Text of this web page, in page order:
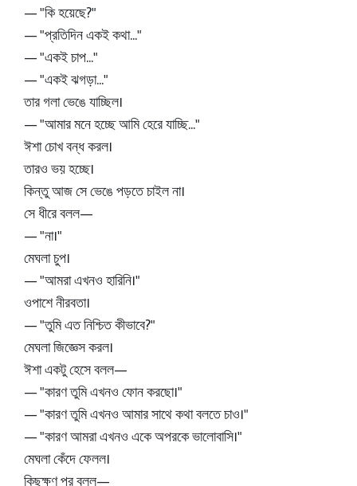
— "কি হয়েছে?"
— "প্রতিদিন একই কথা..."
— "একই চাপ..."
— "একই ঝগড়া..."
তার গলা ভেঙে যাচ্ছিল।
— "আমার মনে হচ্ছে আমি হেরে যাচ্ছি..."
ঈশা চোখ বন্ধ করল।
তারও ভয় হচ্ছে।
কিন্তু আজ সে ভেঙে পড়তে চাইল না।
সে ধীরে বলল—
— "না।"
মেঘলা চুপ।
— "আমরা এখনও হারিনি।"
ওপাশে নীরবতা।
— "তুমি এত নিশ্চিত কীভাবে?"
মেঘলা জিজ্ঞেস করল।
ঈশা একটু হেসে বলল—
— "কারণ তুমি এখনও ফোন করছো।"
— "কারণ তুমি এখনও আমার সাথে কথা বলতে চাও।"
— "কারণ আমরা এখনও একে অপরকে ভালোবাসি।"
মেঘলা কেঁদে ফেলল।